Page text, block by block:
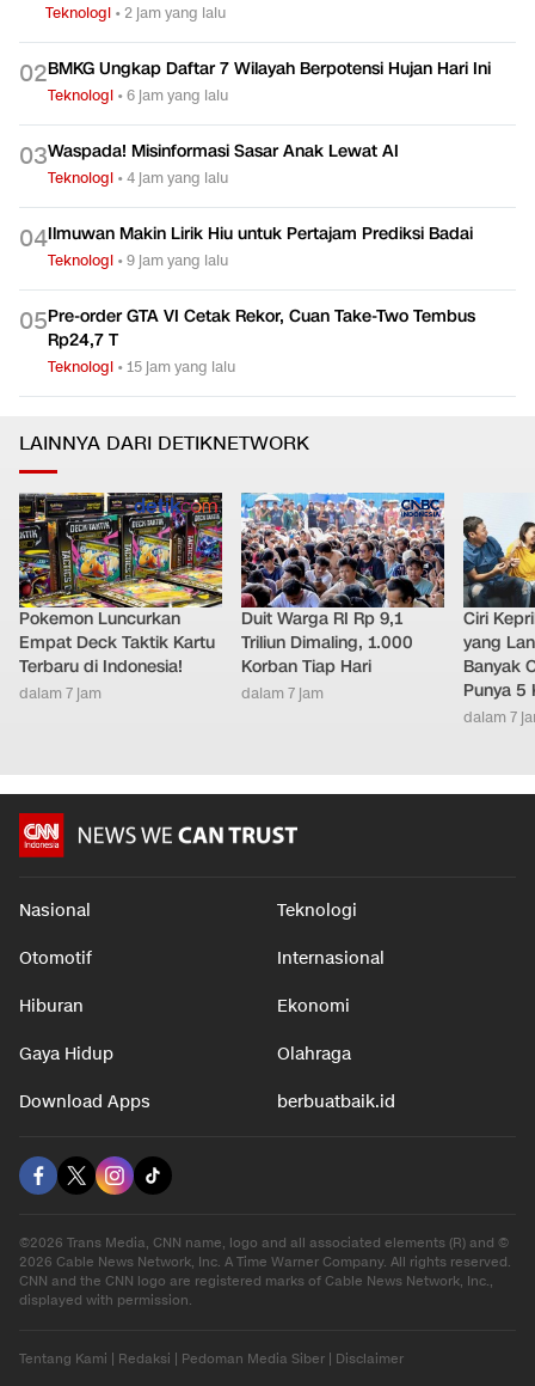
Teknologi •2 jam yang lalu
02BMKG Ungkap Daftar 7 Wilayah Berpotensi Hujan Hari Ini
Teknologi •6 jam yang lalu
03Waspada! Misinformasi Sasar Anak Lewat AI
Teknologi •4 jam yang lalu
04Ilmuwan Makin Lirik Hiu untuk Pertajam Prediksi Badai
Teknologi •9 jam yang lalu
05Pre-order GTA VI Cetak Rekor, Cuan Take-Two Tembus
Rp24,7 T
Teknologi •15 jam yang lalu
LAINNYA DARI DETIKNETWORK
Pokemon Luncurkan
Empat Deck Taktik Kartu
Terbaru di Indonesia!
dalam 7 jam
Duit Warga RI Rp 9,1
Triliun Dimaling, 1.000
Korban Tiap Hari
dalam 7 jam
Ciri
yang
Banyak
Punya 5
dalam 7
Nasional Teknologi
Otomotif Internasional
Hiburan Ekonomi
Gaya Hidup Olahraga
Download Apps berbuatbaik.id
©2026 Trans Media, CNN name, logo and all associated elements (R) and ©
2026 Cable News Network, Inc. A Time Warner Company. All rights reserved.
CNN and the CNN logo are registered marks of Cable News Network, Inc.,
displayed with permission.
Tentang Kami | Redaksi | Pedoman Media Siber | Disclaimer